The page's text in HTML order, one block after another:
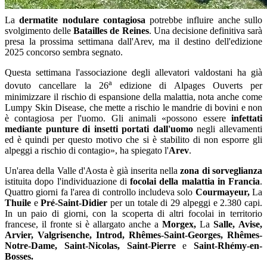
Ladermatite nodulare contagiosapotrebbe influire anche sullo
svolgimento delleBatailles de Reines. Una decisione definitiva sarà
presa la prossima settimana dall'Arev, ma il destino dell'edizione
2025 concorso sembra segnato.
Questa settimana l'associazione degli allevatori valdostani ha già
dovuto cancellare la 26aedizione di Alpages Ouverts per
minimizzare il rischio di espansione della malattia, nota anche come
Lumpy Skin Disease, che mette a rischio le mandrie di bovini e non
è contagiosa per l'uomo. Gli animali «possono essere infettati
mediante punture di insetti portati dall'uomonegli allevamenti
ed è quindi per questo motivo che si è stabilito di non esporre gli
alpeggi a rischio di contagio», ha spiegato l'Arev.
Un'area della Valle d'Aosta è già inserita nellazona di sorveglianza
istituita dopo l'individuazione di focolai della malattia in Francia.
Quattro giorni fa l'area di controllo includeva solo Courmayeur,La
Thuile ePré-Saint-Didier per un totale di 29 alpeggi e 2.380 capi.
In un paio di giorni, con la scoperta di altri focolai in territorio
francese, il fronte si è allargato anche a Morgex, La Salle, Avise,
Arvier, Valgrisenche, Introd, Rhêmes-Saint-Georges, Rhêmes-
Notre-Dame, Saint-Nicolas, Saint-Pierree Saint-Rhémy-en-
Bosses.